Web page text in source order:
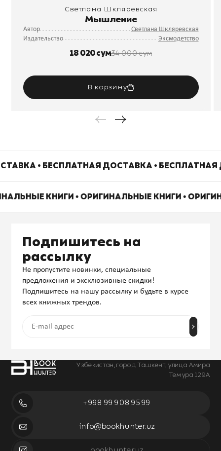
Светлана Шкляревская
Мышление
Автор
Светлана Шкляревская
Издательство
Эксмодетство
18 020 сум34 000 сум
В корзину
• БЕСПЛАТНАЯ ДОСТАВКА •
КНИГИ • ОРИГИНАЛЬНЫЕ КНИГИ •
Узбекистан, город Ташкент, улица Амира
Темура 129А
+998 99 908 95 99
info@bookhunter.uz
Подпишитесь на
рассылку
Не пропустите новинки, специальные
предложения и эксклюзивные скидки!
Подпишитесь на нашу рассылку и будьте в курсе
всех книжных трендов.